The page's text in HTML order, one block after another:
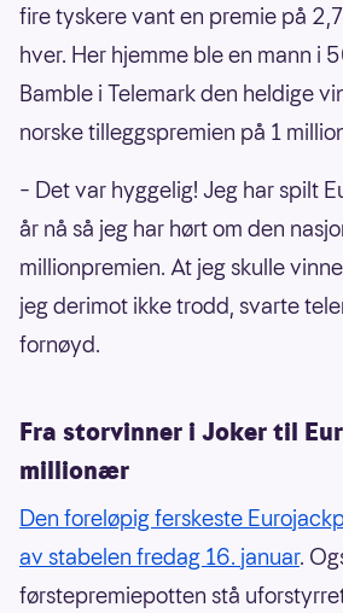
fire tyskere vant en premie på
hver. Her hjemme ble en mann i
Bamble i Telemark den heldige
norske tilleggspremien på 1
– Det var hyggelig! Jeg har spilt
år nå så jeg har hørt om den
millionpremien. At jeg skulle
jeg derimot ikke trodd, svarte
fornøyd.
Fra storvinner i Joker til
millionær
Den foreløpig ferskeste
av stabelen fredag 16. januar.
førstepremiepotten stå